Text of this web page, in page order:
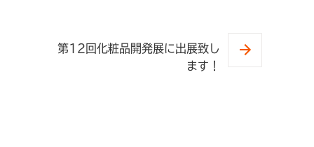
第12回化粧品開発展に出展致し
ます！